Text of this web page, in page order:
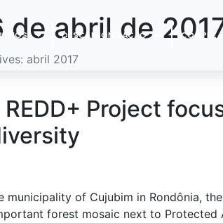
NÓS DESCARBONIZAÇÃO COMPRE
de abril de
abril 2017
REDD+ Project
municipality of Cujubim in Rondônia,
forest mosaic next to Protected